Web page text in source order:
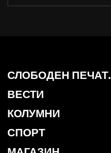
СЛОБОДЕН ПЕЧАТ.
ВЕСТИ
КОЛУМНИ
СПОРТ